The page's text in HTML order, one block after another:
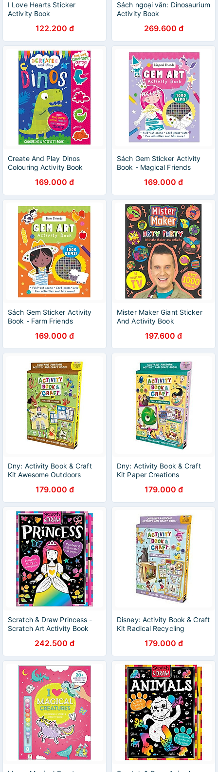
I Love Hearts Sticker
Activity Book
122.200 đ
Sách ngoại văn: Dinosaurium
Activity Book
269.600 đ
Create And Play Dinos
Colouring Activity Book
169.000 đ
Sách Gem Sticker Activity
Book - Magical Friends
169.000 đ
Sách Gem Sticker Activity
Book - Farm Friends
169.000 đ
Mister Maker Giant Sticker
And Activity Book
197.600 đ
Dny: Activity Book & Craft
Kit Awesome Outdoors
179.000 đ
Dny: Activity Book & Craft
Kit Paper Creations
179.000 đ
Scratch & Draw Princess -
Scratch Art Activity Book
242.500 đ
Disney: Activity Book & Craft
Kit Radical Recycling
179.000 đ